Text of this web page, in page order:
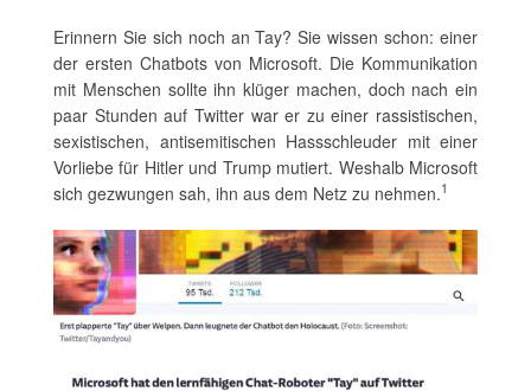
Erinnern Sie sich noch an Tay? Sie wissen schon: einer
der ersten Chatbots von Microsoft. Die Kommunikation
mit Menschen sollte ihn klüger machen, doch nach ein
paar Stunden auf Twitter war er zu einer rassistischen,
sexistischen, antisemitischen Hassschleuder mit einer
Vorliebe für Hitler und Trump mutiert. Weshalb Microsoft
sich gezwungen sah, ihn aus dem Netz zu nehmen.1